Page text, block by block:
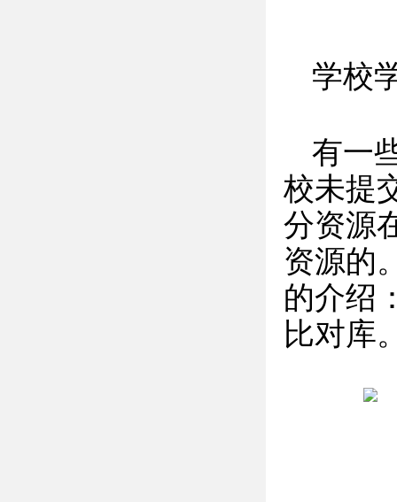
学校
有一
校未提
分资源
资源的
的介绍
比对库